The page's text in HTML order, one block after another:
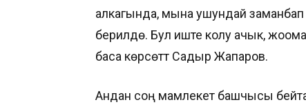
алкагында, мына ушундай
берилүүдө. Бул иште колу ачык,
баса көрсөттү Садыр Жапаров.
Андан соң мамлекет башчысы